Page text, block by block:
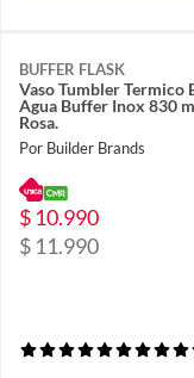
BUFFER FLASK
Vaso Tumbler Termico
Agua Buffer Inox 830
Rosa.
Por Builder Brands
$ 10.990
$ 11.990